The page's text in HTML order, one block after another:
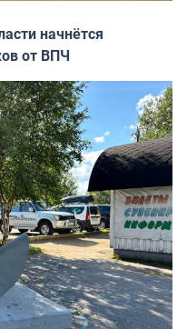
начнётся
от ВПЧ